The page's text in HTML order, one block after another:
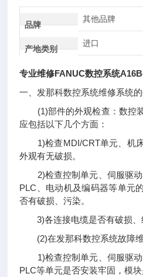
品牌
其他品牌
产地类别
进口
专业维修FANUC数控系统
一、发那科数控系统维修系统
(1)部件的外观检查：数控
应包括以下几个方面：
1)检查MDI/CRT单元、机床
外观有无破损。
2)检查控制单元、伺服驱动
PLC、电动机及编码器等单元
否有破损、污染。
3)各连接电缆是否有破损、
(2)在发那科数控系统故障维
1)检查控制单元、伺服驱动
PLC等单元是否安装牢固，模